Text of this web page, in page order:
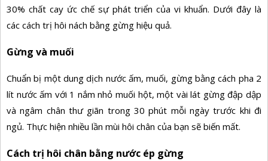
30% chất cay ức chế sự phát triển của vi khuẩn. Dưới đây là
các cách trị hôi nách bằng gừng hiệu quả.
Gừng và muối
Chuẩn bị một dung dịch nước ấm, muối, gừng bằng cách pha 2
lít nước ấm với 1 nắm nhỏ muối hột, một vài lát gừng đập dập
và ngâm chân thư giãn trong 30 phút mỗi ngày trước khi đi
ngủ. Thực hiện nhiều lần mùi hôi chân của bạn sẽ biến mất.
Cách trị hôi chân bằng nước ép gừng